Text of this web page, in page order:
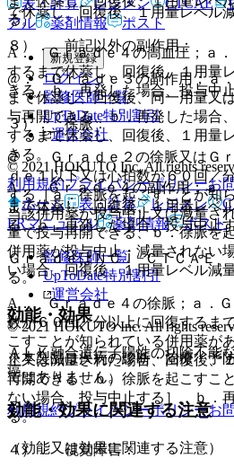
で休薬し、回復後、１用量レベル
８）． 前記以外の副作用：
@． Ｇｒａｄｅ３の副作用；ａ
まで休薬し、回復後、同一用量又
与再開できる、ｂ．再発した場合
するまで休薬し、回復後、１用量
きる。
A． Ｇｒａｄｅ４の副作用；ａ．
まで休薬し、回復後、１用量レベ
る、ｂ．再発した場合、投与中止
ＧｒａｄｅはＮＣＩ−ＣＴＣＡＥ
る。
効能・効果
ＡＬＫ融合遺伝子陽性の切除不能
癌。
効能・効果に関連する注意
（効能又は効果に関連する注意）
る。
A． Ｇｒａｄｅ４の高血圧；ａ
するまで休薬し、回復後、１用量
きる、ｂ．再発した場合、投与中
３）． 徐脈：
@． Ｇｒａｄｅ２の徐脈又はＧ
ｄｅ１以下又は心拍数が６０回／
する［ａ．徐脈を起こすことが知
当該併用薬が投与中止又は減量さ
量で投与再開できる、ｂ．徐脈を
併用薬が投与中止・減量されない
い場合、回復後、１用量レベル減
A． Ｇｒａｄｅ４の徐脈；ａ．
数が６０回／分以上に回復するま
こすことが知られている併用薬が
止又は減量された場合、回復後、
再開できる、ｂ）徐脈を起こすこ
ない場合、投与中止する］、ｂ．
る。
４）． 視覚障害：
アル
薬剤情報 ポスト
新規登録
ログイン
監修医師一覧
UpToDate特別割引
運営会社
© 2021 HOKUTO Inc. All rights
利用規約プライバシーポリシーお
ホーム
表・計算 レジメン
ERマニュアル
薬剤情報 ポスト
監修医師一覧
UpToDate特別割引
運営会社
© 2021 HOKUTO Inc. All rights
※本製品は疾病の診断・治療・予
ではありません。
利用規約プライバシーポリシーお